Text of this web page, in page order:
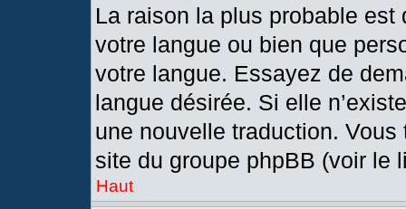
La raison la plus probable est
votre langue ou bien que
votre langue. Essayez de
langue désirée. Si elle
une nouvelle traduction.
site du groupe phpBB (voir le
Haut